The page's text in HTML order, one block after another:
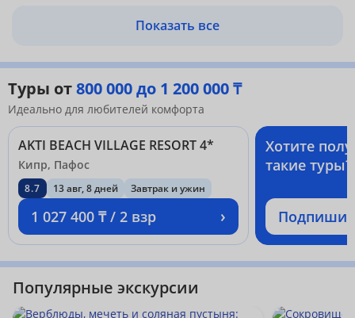
Показать все
Туры от800 000 до 1 200 000 ₸
Идеально для любителей комфорта
AKTI BEACH VILLAGE RESORT 4*
Кипр, Пафос
8.7 13 авг, 8 дней Завтрак и ужин
1 027 400 ₸ / 2 взр ›
Хотите
такие туры?
Популярные экскурсии